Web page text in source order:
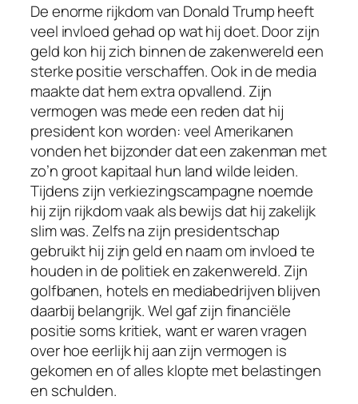
De enorme rijkdom van Donald Trump heeft
veel invloed gehad op wat hij doet. Door zijn
geld kon hij zich binnen de zakenwereld een
sterke positie verschaffen. Ook in de media
maakte dat hem extra opvallend. Zijn
vermogen was mede een reden dat hij
president kon worden: veel Amerikanen
vonden het bijzonder dat een zakenman met
zo’n groot kapitaal hun land wilde leiden.
Tijdens zijn verkiezingscampagne noemde
hij zijn rijkdom vaak als bewijs dat hij zakelijk
slim was. Zelfs na zijn presidentschap
gebruikt hij zijn geld en naam om invloed te
houden in de politiek en zakenwereld. Zijn
golfbanen, hotels en mediabedrijven blijven
daarbij belangrijk. Wel gaf zijn financiële
positie soms kritiek, want er waren vragen
over hoe eerlijk hij aan zijn vermogen is
gekomen en of alles klopte met belastingen
en schulden.